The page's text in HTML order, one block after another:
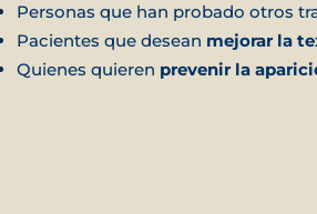
Personas que han probado otros
Pacientes que desean mejorar la
Quienes quieren prevenir la